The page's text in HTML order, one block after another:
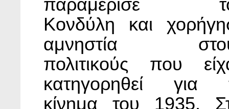
παραμέρισε
Κονδύλη και
αμνηστία
πολιτικούς που
κατηγορηθεί για
κίνημα του 1935.